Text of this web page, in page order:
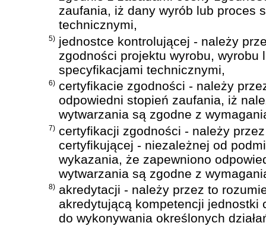
zaufania, iż dany wyrób lub proces
technicznymi,
5) jednostce kontrolującej - należy
zgodności projektu wyrobu,
specyfikacjami technicznymi,
6) certyfikacie zgodności - należy
odpowiedni stopień zaufania, iż
wytwarzania są zgodne z
7) certyfikacji zgodności - należy
certyfikującej - niezależnej od
wykazania, że zapewniono
wytwarzania są zgodne z
8) akredytacji - należy przez to
akredytującą kompetencji
do wykonywania określonych